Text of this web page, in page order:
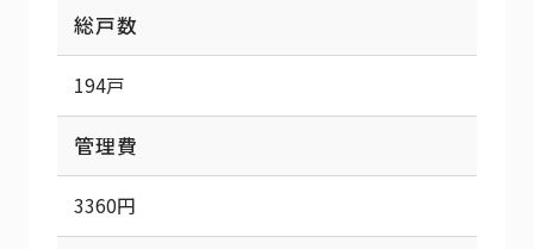
総戸数
194戸
管理費
3360円